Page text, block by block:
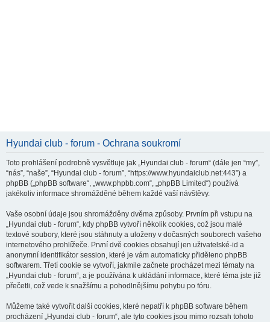
Hyundai club - forum - Ochrana soukromí
Toto prohlášení podrobně vysvětluje jak „Hyundai club - forum“ (dále jen “my”,
“nás”, “naše”, “Hyundai club - forum”, “https://www.hyundaiclub.net:443”) a
phpBB („phpBB software“, „www.phpbb.com“, „phpBB Limited“) používá
jakékoliv informace shromážděné během každé vaší návštěvy.
Vaše osobní údaje jsou shromážděny dvěma způsoby. Prvním při vstupu na
„Hyundai club - forum“, kdy phpBB vytvoří několik cookies, což jsou malé
textové soubory, které jsou stáhnuty a uloženy v dočasných souborech vašeho
internetového prohlížeče. První dvě cookies obsahují jen uživatelské-id a
anonymní identifikátor session, které je vám automaticky přiděleno phpBB
softwarem. Třetí cookie se vytvoří, jakmile začnete procházet mezi tématy na
„Hyundai club - forum“, a je používána k ukládání informace, které téma jste již
přečetli, což vede k snažšímu a pohodlnějšímu pohybu po fóru.
Můžeme také vytvořit další cookies, které nepatří k phpBB software během
procházení „Hyundai club - forum“, ale tyto cookies jsou mimo rozsah tohoto